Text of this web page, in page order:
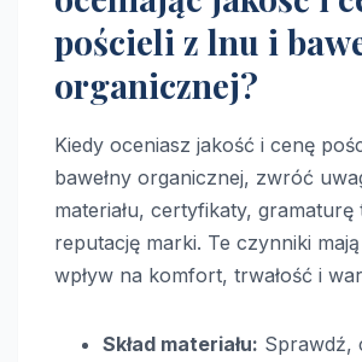
pościeli z lnu i
organicznej?
Kiedy oceniasz jakość i cenę
bawełny organicznej, zwróć
materiału, certyfikaty,
reputację marki. Te czynniki
wpływ na komfort, trwałość i
Skład materiału: Sprawdź,